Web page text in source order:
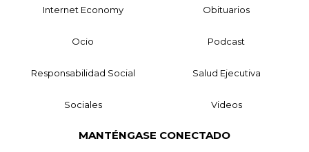
Internet Economy Obituarios
Ocio Podcast
Responsabilidad Social Salud Ejecutiva
Sociales Videos
MANTÉNGASE CONECTADO